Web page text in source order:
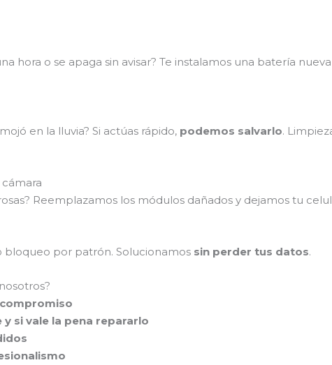
hora o se apaga sin avisar? Te instalamos una batería nueva
en la lluvia? Si actúas rápido, podemos salvarlo.
Reemplazamos los módulos dañados y dejamos tu
bloqueo por patrón. Solucionamos sin perder tus datos.
compromiso
si vale la pena repararlo